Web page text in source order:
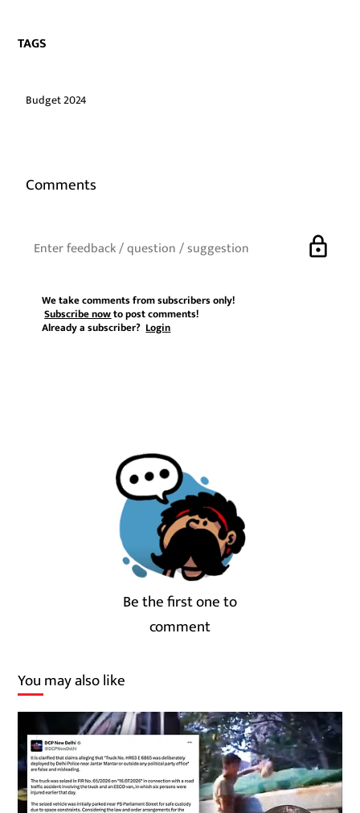
TAGS
Budget 2024
Comments
lock
We take comments from subscribers only!
Subscribe nowto post comments!
Already a subscriber?Login
Be the first one to
comment
You may also like